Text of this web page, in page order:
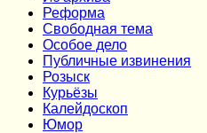
Реформа
Cвободная тема
Особое дело
Публичные извинения
Розыск
Курьёзы
Калейдоскоп
Юмор